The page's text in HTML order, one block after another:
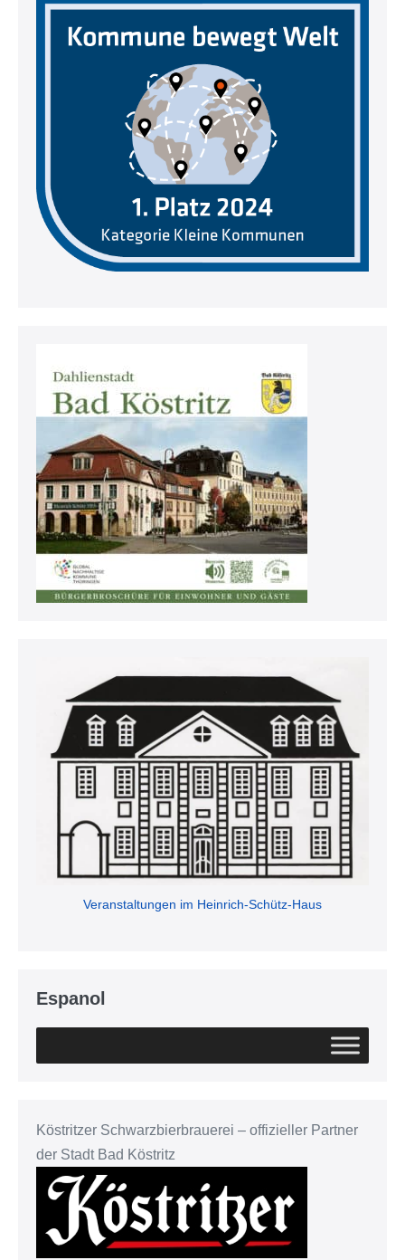
Veranstaltungen im Heinrich-Schütz-Haus
Espanol
Köstritzer Schwarzbierbrauerei – offizieller Partner
der Stadt Bad Köstritz